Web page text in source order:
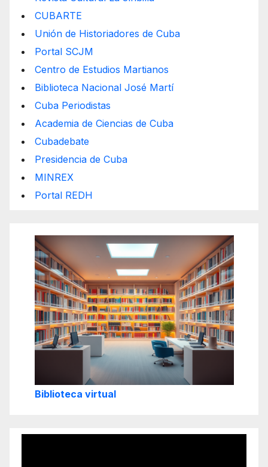
CUBARTE
Unión de Historiadores de Cuba
Portal SCJM
Centro de Estudios Martianos
Biblioteca Nacional José Martí
Cuba Periodistas
Academia de Ciencias de Cuba
Cubadebate
Presidencia de Cuba
MINREX
Portal REDH
Biblioteca virtual